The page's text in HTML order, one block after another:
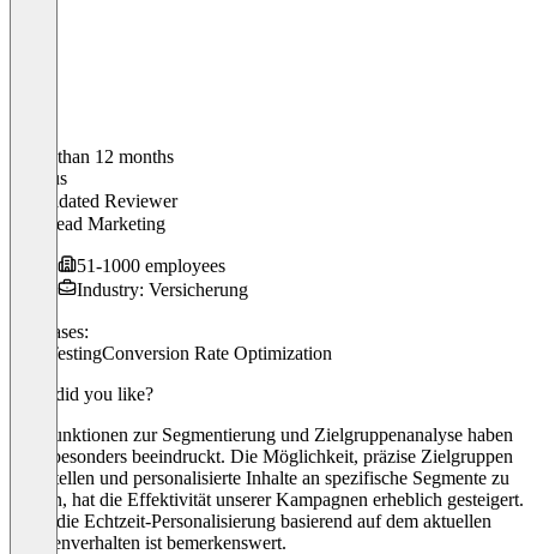
Older than 12 months
Markus
Validated Reviewer
Teamlead Marketing
51-1000 employees
Industry: Versicherung
Use cases:
A/B TestingConversion Rate Optimization
What did you like?
Die Funktionen zur Segmentierung und Zielgruppenanalyse haben
mich besonders beeindruckt. Die Möglichkeit, präzise Zielgruppen
zu erstellen und personalisierte Inhalte an spezifische Segmente zu
senden, hat die Effektivität unserer Kampagnen erheblich gesteigert.
Auch die Echtzeit-Personalisierung basierend auf dem aktuellen
Kundenverhalten ist bemerkenswert.